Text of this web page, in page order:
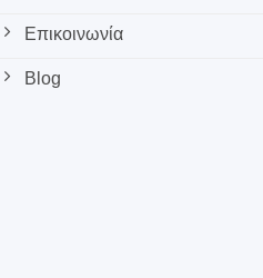
Επικοινωνία
Blog